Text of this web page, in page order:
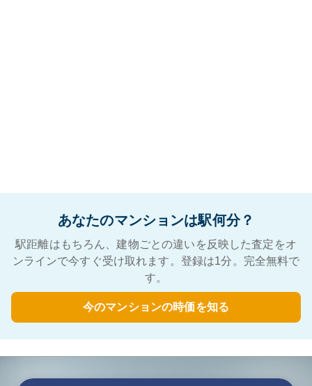
あなたのマンションは駅何分？
駅距離はもちろん、建物ごとの違いを反映した査定をオ
ンラインで今すぐ受け取れます。登録は1分。完全無料で
す。
今のマンションの時価を知る